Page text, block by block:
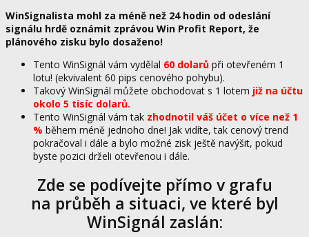
WinSignalista mohl za méně než 24 hodin od odeslání
signálu hrdě oznámit zprávou Win Profit Report, že
plánového zisku bylo dosaženo!
Tento WinSignál vám vydělal 60 dolarů při otevřeném 1
lotu! (ekvivalent 60 pips cenového pohybu).
Takový WinSignál můžete obchodovat s 1 lotem již na účtu
okolo 5 tisíc dolarů.
Tento WinSignál vám tak zhodnotil váš účet o více než 1
% během méně jednoho dne! Jak vidíte, tak cenový trend
pokračoval i dále a bylo možné zisk ještě navýšit, pokud
byste pozici drželi otevřenou i dále.
Zde se podívejte přímo v grafu
na průběh a situaci, ve které byl
WinSignál zaslán: